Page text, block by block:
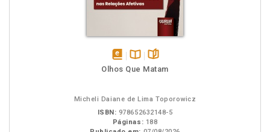
disponívelDisponível
páginas
Olhos Que Matam
Micheli Daiane de Lima Toporowicz
ISBN: 978652632148-5
Páginas: 188